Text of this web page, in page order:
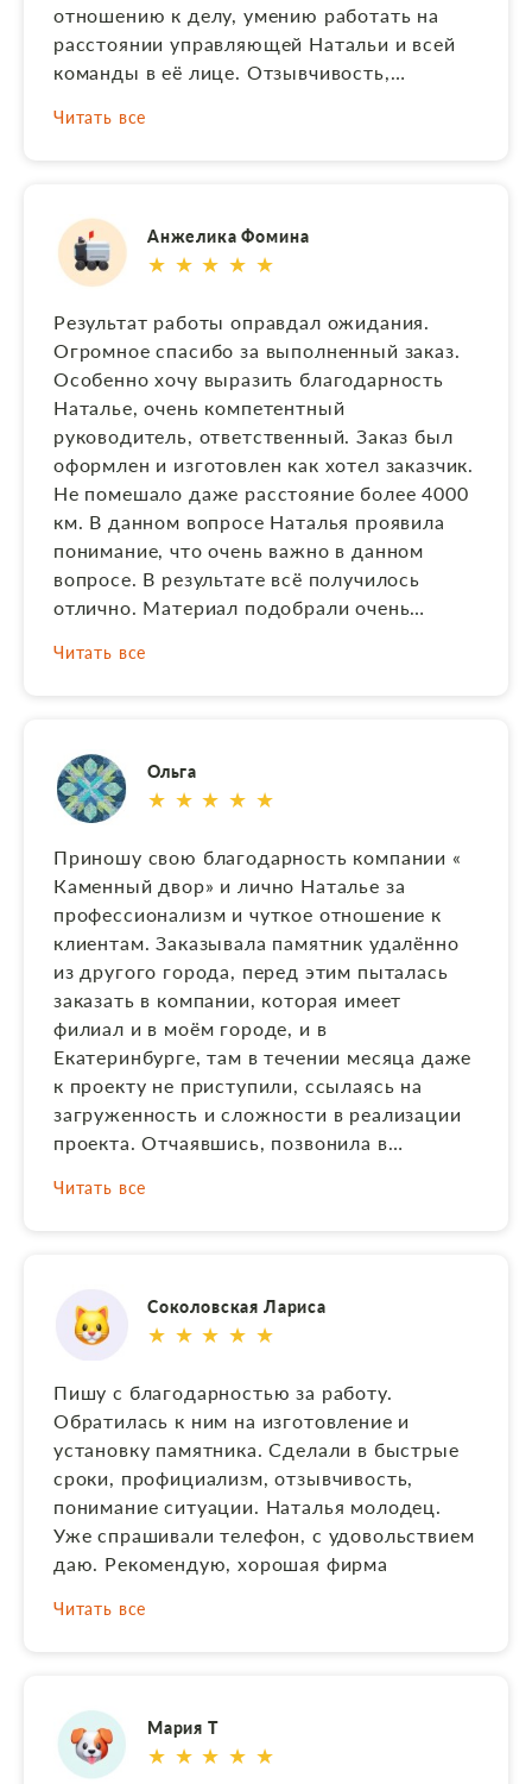
отношению к делу, умению работать на
расстоянии управляющей Натальи и всей
команды в её лице. Отзывчивость,
ценные советы на каждом этапе создания
добросовестный труд. Будьте здоровы,
счастливы в жизни, удачи в работе, ну а
фирме - успешной деятельности!
Читать все
Анжелика Фомина
★ ★ ★ ★ ★
Результат работы оправдал ожидания.
Огромное спасибо за выполненный заказ.
Особенно хочу выразить благодарность
Наталье, очень компетентный
руководитель, ответственный. Заказ был
оформлен и изготовлен как хотел заказчик.
Не помешало даже расстояние более 4000
км. В данном вопросе Наталья проявила
понимание, что очень важно в данном
вопросе. В результате всё получилось
отлично. Материал подобрали очень
гаммой, которую я заказывала. Выполнили
врезали его в стеллу качественно, очень
грамотно и быстро составили
договор.Молодцы!!! Родственникам
приятно работать с Натальей, с человеком
который располагает к себе, и не заставит
в итоге Вас разочароваться. Сейчас редко,
когда делаешь заказ и получаешь именно
то, что нужно. Работы сделаны
качественно, огромная благодарность
мастерам. Ещё раз спасибо! На Дальнем
Востоке я 2 года не могла найти
исполнителя на макет заказа, а Наталья
взялась. Рекомендую! Анжелика
Читать все
Ольга
★ ★ ★ ★ ★
Приношу свою благодарность компании «
Каменный двор» и лично Наталье за
профессионализм и чуткое отношение к
клиентам. Заказывала памятник удалённо
из другого города, перед этим пыталась
заказать в компании, которая имеет
филиал и в моём городе, и в
Екатеринбурге, там в течении месяца даже
к проекту не приступили, ссылаясь на
загруженность и сложности в реализации
проекта. Отчаявшись, позвонила в
обсудили и оформили. Установка
контролировали и принимали
родственники, всё отлично! Считаю,
можно работать.
Читать все
Соколовская Лариса
★ ★ ★ ★ ★
Пишу с благодарностью за работу.
Обратилась к ним на изготовление и
установку памятника. Сделали в быстрые
сроки, профициализм, отзывчивость,
понимание ситуации. Наталья молодец.
Уже спрашивали телефон, с удовольствием
даю. Рекомендую, хорошая фирма
Читать все
Мария Т
★ ★ ★ ★ ★